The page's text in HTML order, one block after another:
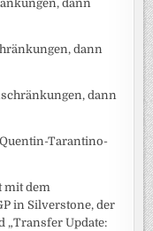
dann
dann
dann
Tarantino-
mit dem
in Silverstone, der
„Transfer Update: